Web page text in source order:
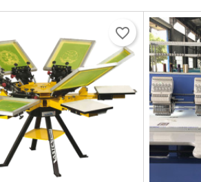
favorite_border